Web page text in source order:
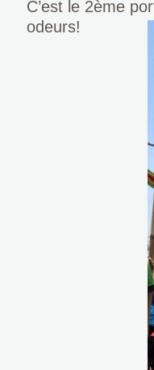
C’est le 2ème
odeurs!